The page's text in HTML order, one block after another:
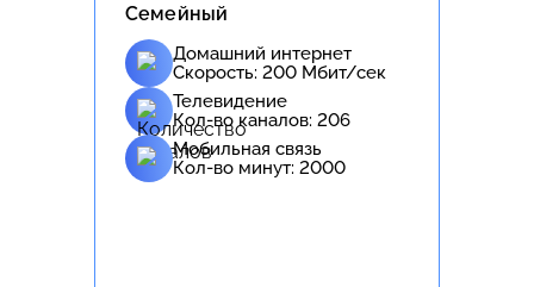
Семейный
Домашний интернет
Скорость: 200 Мбит/сек
Телевидение
Кол-во каналов: 206
Мобильная связь
Кол-во минут: 2000